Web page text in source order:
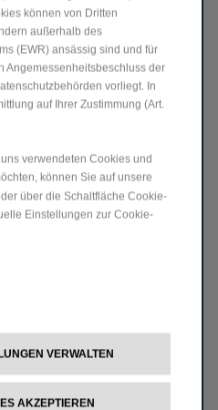
eine vollelektrische Version
270 km*,
künftige Mild-Hybrid-
wird auch der Doblò
unterhalb der übrigen
zur idealen Wahl für einen
großen Fuhrparks bis hin
in den Markt einsteigen.
Die tatsächliche
Faktoren wie
sowie
des Fahrzeugs
können von Dritten
außerhalb des
(EWR) ansässig sind und für
Angemessenheitsbeschluss der
vorliegt. In
auf Ihrer Zustimmung (Art.
verwendeten Cookies und
können Sie auf unsere
über die Schaltfläche Cookie-
Einstellungen zur Cookie-
VERWALTEN
AKZEPTIEREN